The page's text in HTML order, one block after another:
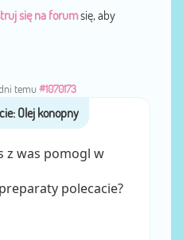
się na forumsię, aby
temu #1070173
ulke
z was pomogl w
polecacie?